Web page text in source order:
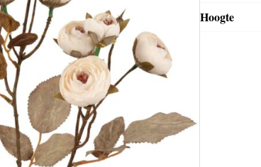
Hoogte